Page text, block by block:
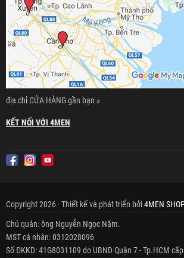
địa chỉ CỬA HÀNG gần bạn »
KẾT NỐI VỚI 4MEN
Copyright 2026 · Thiết kế và phát triển bởi4MEN
Chủ quản: ông Nguyễn Ngọc Năm.
MST cá nhân: 0312028096
Số ĐKKD: 41G8031109 do UBND Quận 7 - Tp.HCM